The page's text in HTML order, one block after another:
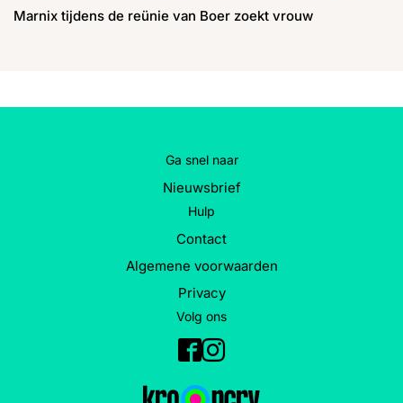
Marnix tijdens de reünie van Boer zoekt vrouw
Ga snel naar
Nieuwsbrief
Hulp
Contact
Algemene voorwaarden
Privacy
Volg ons
Facebook
Instagram